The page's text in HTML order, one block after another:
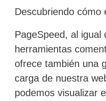
Descubriendo cómo
PageSpeed, al igual
herramientas
ofrece también una
carga de nuestra
podemos visualizar